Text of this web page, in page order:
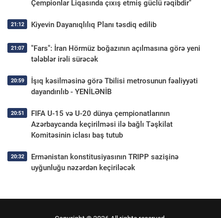
Çempionlar Liqasında çıxış etmiş güclü rəqibdir"
21:12 Kiyevin Dayanıqlılıq Planı təsdiq edilib
21:07
"Fars": İran Hörmüz boğazının açılmasına görə yeni
tələblər irəli sürəcək
20:59
İşıq kəsilməsinə görə Tbilisi metrosunun fəaliyyəti
dayandırılıb - YENİLƏNİB
20:51
FIFA U-15 və U-20 dünya çempionatlarının
Azərbaycanda keçirilməsi ilə bağlı Təşkilat
Komitəsinin iclası baş tutub
20:32
Ermənistan konstitusiyasının TRIPP sazişinə
uyğunluğu nəzərdən keçiriləcək